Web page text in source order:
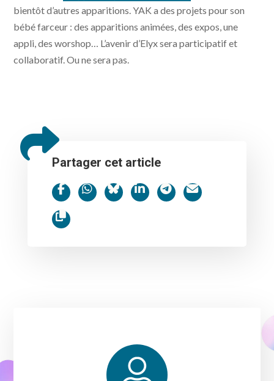
bientôt d’autres apparitions. YAK a des projets pour son
bébé farceur : des apparitions animées, des expos, une
appli, des worshop… L’avenir d’Elyx sera participatif et
collaboratif. Ou ne sera pas.
Partager cet article